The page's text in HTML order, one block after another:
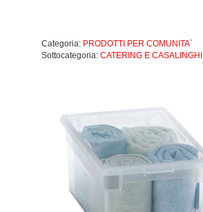
Categoria: PRODOTTI PER COMUNITA`
Sottocategoria: CATERING E CASALINGHI